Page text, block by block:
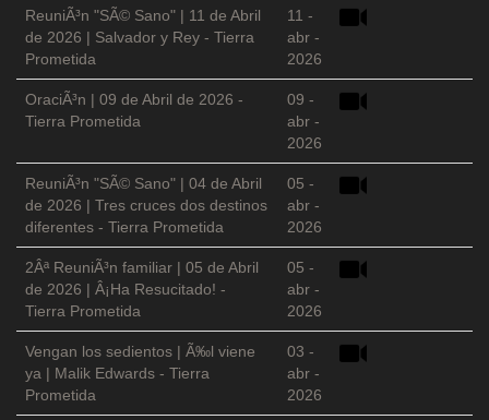
ReuniÃ³n "SÃ© Sano" | 11 de Abril
de 2026 | Salvador y Rey - Tierra
Prometida
11 -
abr -
2026
OraciÃ³n | 09 de Abril de 2026 -
Tierra Prometida
09 -
abr -
2026
ReuniÃ³n "SÃ© Sano" | 04 de Abril
de 2026 | Tres cruces dos destinos
diferentes - Tierra Prometida
05 -
abr -
2026
2Âª ReuniÃ³n familiar | 05 de Abril
de 2026 | Â¡Ha Resucitado! -
Tierra Prometida
05 -
abr -
2026
Vengan los sedientos | Ã‰l viene
ya | Malik Edwards - Tierra
Prometida
03 -
abr -
2026